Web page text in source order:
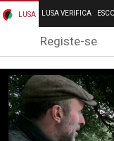
LUSA LUSA VERIFICA
Registe-se